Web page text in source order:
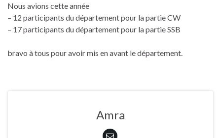
Nous avions cette année
– 12 participants du département pour la partie CW
– 17 participants du département pour la partie SSB
bravo à tous pour avoir mis en avant le département.
Amra